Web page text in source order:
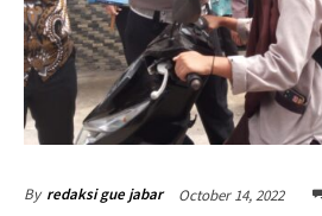
By redaksi gue jabar October 14, 2022